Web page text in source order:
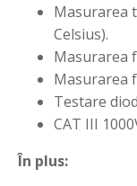
Masurarea
Celsius).
Masurarea
Masurarea
Testare
CAT III
În plus: